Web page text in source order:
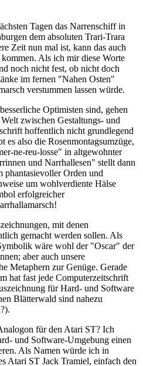
Tagen das Narrenschiff in
dem absoluten Trari-Trara
Zeit nun mal ist, kann das auch
Als ich mir diese Worte
noch nicht fest, ob nicht doch
im fernen "Nahen Osten"
verstummen lassen würde.
Optimisten sind, gehen
zwischen Gestaltungs- und
hoffentlich nicht grundlegend
es also die Rosenmontagsumzüge,
ne-reu-losse" in altgewohnter
und Narrhallesen" stellt dann
phantasievoller Orden und
um wohlverdiente Hälse
erfolgreicher
mit denen
gemacht werden sollen. Als
wäre wohl der "Oscar" der
aber auch unsere
Metaphern zur Genüge. Gerade
hat fast jede Computerzeitschrift
für Hard- und Software
Blätterwald sind nahezu
für den Atari ST? Ich
und Software-Umgebung einen
Als Namen würde ich in
Atari ST Jack Tramiel, einfach den